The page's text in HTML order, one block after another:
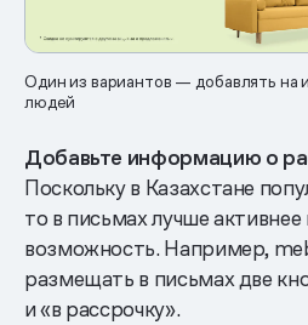
Один из вариантов — добавлять на
людей
Добавьте информацию о
Поскольку в Казахстане
то в письмах лучше
возможность. Например,
размещать в письмах две
и «в рассрочку».